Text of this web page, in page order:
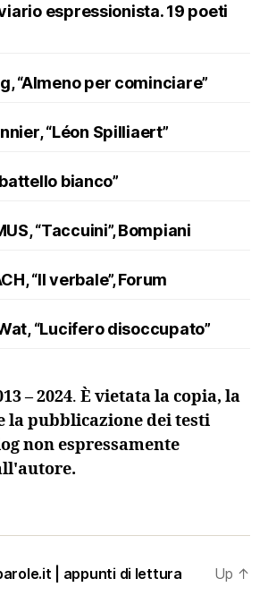
espressionista. 19 poeti
“Almeno per cominciare”
“Léon Spilliaert”
bianco”
“Taccuini”, Bompiani
“Il verbale”, Forum
“Lucifero disoccupato”
Mondadori
e altre novelle”
“Il trucco e l’anima. I
– 2024. È vietata la copia, la
la pubblicazione dei testi
non espressamente
| appunti di lettura Up ↑